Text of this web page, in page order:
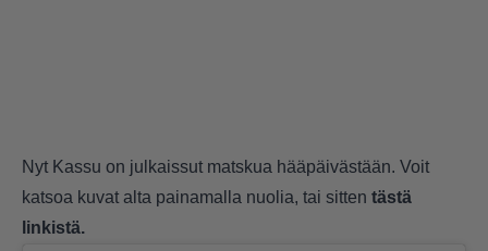
Nyt Kassu on julkaissut matskua hääpäivästään. Voit
katsoa kuvat alta painamalla nuolia, tai sitten tästä
linkistä.